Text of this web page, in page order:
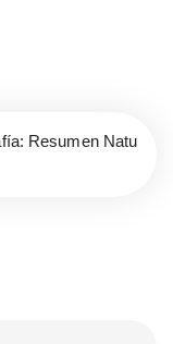
Resumen Natu